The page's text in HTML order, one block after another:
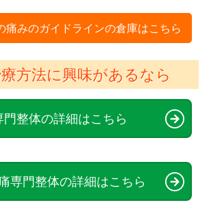
痛みのガイドラインの倉庫はこちら
方法に興味があるなら
門整体の詳細はこちら
専門整体の詳細はこちら